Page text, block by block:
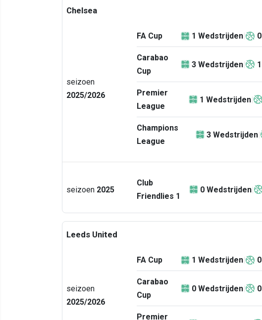
Chelsea
seizoen
2025/2026
FA Cup 1 Wedstrijden 0
Carabao
Cup
3 Wedstrijden 1
Premier
League
1 Wedstrijden
Champions
League
3 Wedstrijden
seizoen 2025
Club
Friendlies 1
0 Wedstrijden
Leeds United
seizoen
2025/2026
FA Cup 1 Wedstrijden 0
Carabao
Cup
0 Wedstrijden 0
Premier